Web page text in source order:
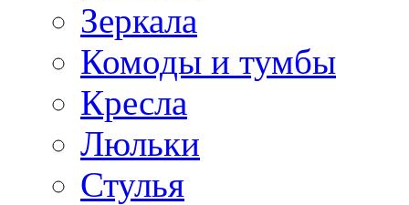
Зеркала
Комоды и тумбы
Кресла
Люльки
Стулья